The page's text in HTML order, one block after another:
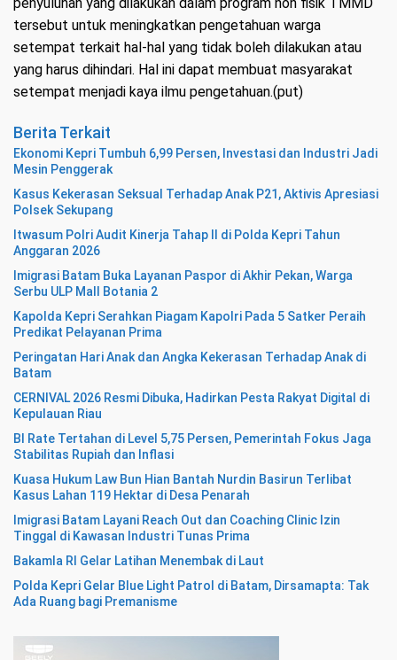
tersebut untuk meningkatkan pengetahuan warga
setempat terkait hal-hal yang tidak boleh dilakukan atau
yang harus dihindari. Hal ini dapat membuat masyarakat
setempat menjadi kaya ilmu pengetahuan.(put)
Berita Terkait
Ekonomi Kepri Tumbuh 6,99 Persen, Investasi dan Industri Jadi
Mesin Penggerak
Kasus Kekerasan Seksual Terhadap Anak P21, Aktivis Apresiasi
Polsek Sekupang
Itwasum Polri Audit Kinerja Tahap II di Polda Kepri Tahun
Anggaran 2026
Imigrasi Batam Buka Layanan Paspor di Akhir Pekan, Warga
Serbu ULP Mall Botania 2
Kapolda Kepri Serahkan Piagam Kapolri Pada 5 Satker Peraih
Predikat Pelayanan Prima
Peringatan Hari Anak dan Angka Kekerasan Terhadap Anak di
Batam
CERNIVAL 2026 Resmi Dibuka, Hadirkan Pesta Rakyat Digital di
Kepulauan Riau
BI Rate Tertahan di Level 5,75 Persen, Pemerintah Fokus Jaga
Stabilitas Rupiah dan Inflasi
Kuasa Hukum Law Bun Hian Bantah Nurdin Basirun Terlibat
Kasus Lahan 119 Hektar di Desa Penarah
Imigrasi Batam Layani Reach Out dan Coaching Clinic Izin
Tinggal di Kawasan Industri Tunas Prima
Bakamla RI Gelar Latihan Menembak di Laut
Polda Kepri Gelar Blue Light Patrol di Batam, Dirsamapta: Tak
Ada Ruang bagi Premanisme